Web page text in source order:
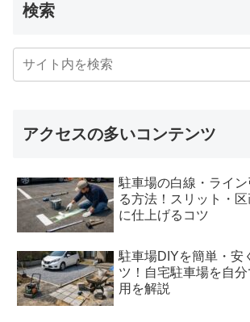
検索
アクセスの多いコンテンツ
駐車場の白線・ライ
る方法！スリット・
に仕上げるコツ
駐車場DIYを簡単・安
ツ！自宅駐車場を自
用を解説